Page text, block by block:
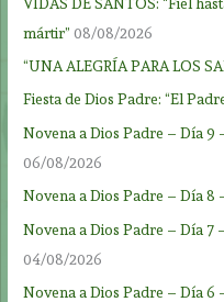
mártir” 08/08/2026
“UNA ALEGRÍA PARA LOS
Fiesta de Dios Padre: “El
Novena a Dios Padre – Día 9
06/08/2026
Novena a Dios Padre – Día 8
Novena a Dios Padre – Día 7
04/08/2026
Novena a Dios Padre – Día 6